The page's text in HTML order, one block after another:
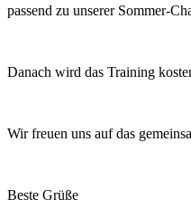
passend zu unserer Sommer-
Danach wird das Training
Wir freuen uns auf das
Beste Grüße